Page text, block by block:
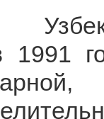
1991